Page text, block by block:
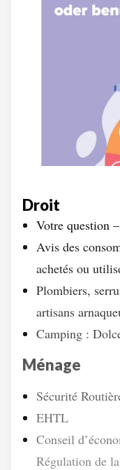
Droit
Votre question
Avis des
achetés ou
Plombiers,
artisans
Camping :
Ménage
Sécurité
EHTL
Conseil
Régulation de